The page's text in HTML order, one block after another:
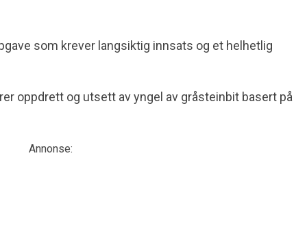
som krever langsiktig innsats og et helhetlig
oppdrett og utsett av yngel av gråsteinbit basert på
Annonse: